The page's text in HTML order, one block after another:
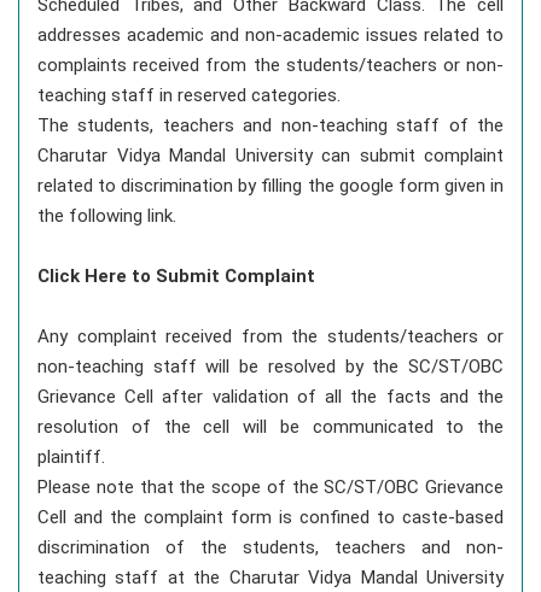
Scheduled Tribes, and Other Backward Class. The cell
addresses academic and non-academic issues related to
complaints received from the students/teachers or non-
teaching staff in reserved categories.
The students, teachers and non-teaching staff of the
Charutar Vidya Mandal University can submit complaint
related to discrimination by filling the google form given in
the following link.
Click Here to Submit Complaint
Any complaint received from the students/teachers or
non-teaching staff will be resolved by the SC/ST/OBC
Grievance Cell after validation of all the facts and the
resolution of the cell will be communicated to the
plaintiff.
Please note that the scope of the SC/ST/OBC Grievance
Cell and the complaint form is confined to caste-based
discrimination of the students, teachers and non-
teaching staff at the Charutar Vidya Mandal University